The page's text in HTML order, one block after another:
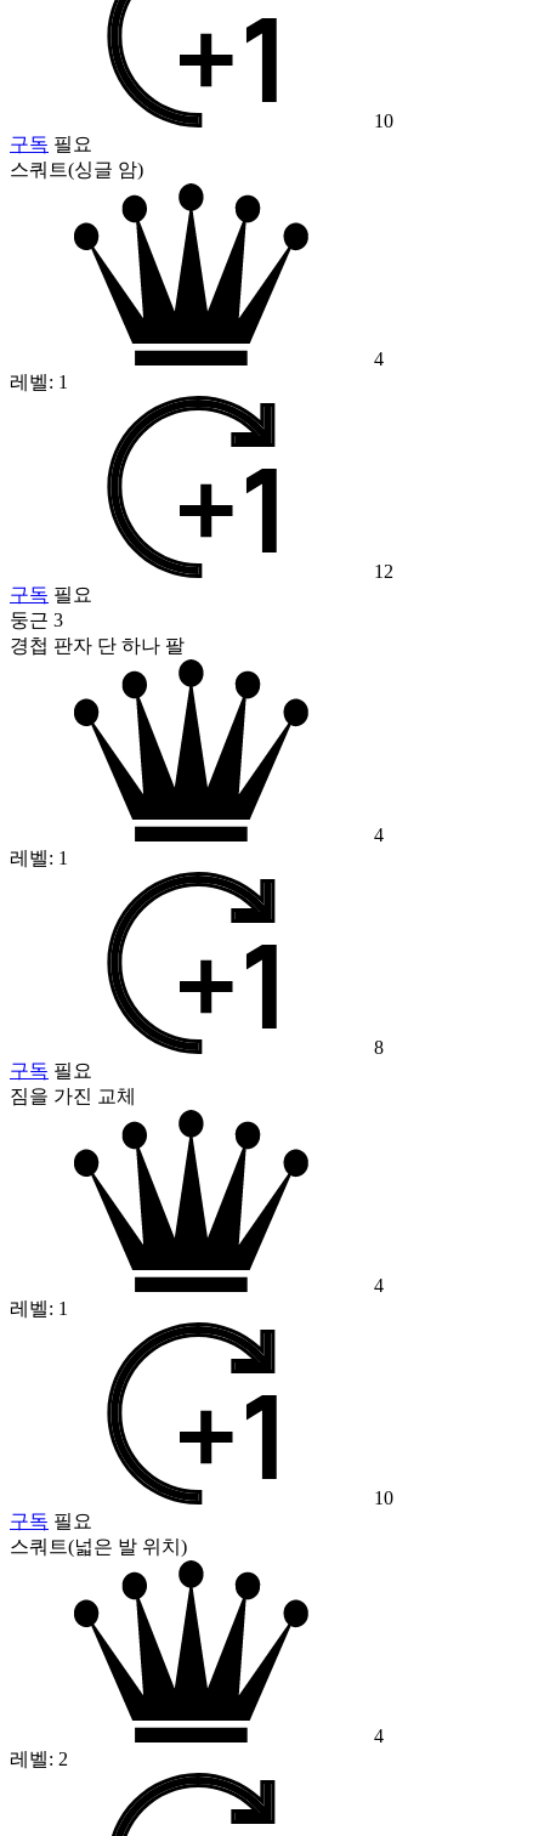
10
구독 필요
스쿼트(싱글 암)
4
레벨: 1
12
구독 필요
둥근 3
경첩 판자 단 하나 팔
4
레벨: 1
8
구독 필요
짐을 가진 교체
4
레벨: 1
10
구독 필요
스쿼트(넓은 발 위치)
4
레벨: 2